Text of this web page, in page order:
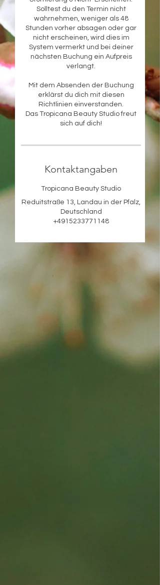
Solltest du den Termin nicht
wahrnehmen, weniger als 48
Stunden vorher absagen oder gar
nicht erscheinen, wird dies im
System vermerkt und bei deiner
nächsten Buchung ein Aufpreis
verlangt.
Mit dem Absenden der Buchung
erklärst du dich mit diesen
Richtlinien einverstanden.
Das Tropicana Beauty Studio freut
sich auf dich!
Kontaktangaben
Tropicana Beauty Studio
Reduitstraße 13, Landau in der Pfalz,
Deutschland
+4915233771148